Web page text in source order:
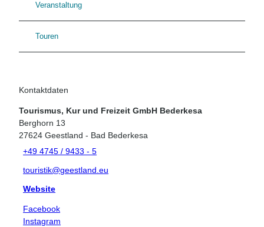
Veranstaltung
Touren
Kontaktdaten
Tourismus, Kur und Freizeit GmbH Bederkesa
Berghorn 13
27624 Geestland - Bad Bederkesa
+49 4745 / 9433 - 5
touristik@geestland.eu
Website
Facebook
Instagram